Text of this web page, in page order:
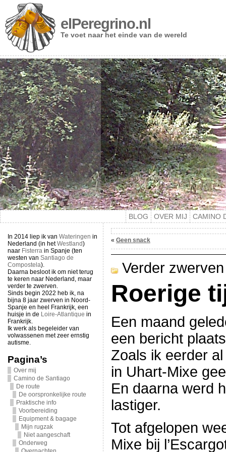
elPeregrino.nl
Te voet naar het einde van de wereld
BLOG OVER MIJ CAMINO
In 2014 liep ik van Wateringen in
Nederland (in hetWestland)
naar Fisterrain Spanje (ten
westen van Santiago de
Compostela).
Daarna besloot ik om niet terug
te keren naar Nederland, maar
verder te zwerven.
Sinds begin 2022 heb ik, na
bijna 8 jaar zwerven in Noord-
Spanje en heel Frankrijk, een
huisje in de Loire-Atlantique in
Frankrijk.
Ik werk als begeleider van
volwassenen met zeer ernstig
autisme.
Pagina’s
Over mij
Camino de Santiago
De route
De oorspronkelijke route
Praktische info
Voorbereiding
Equipment & bagage
Mijn rugzak
Niet aangeschaft
Onderweg
« Geen snack
Verder zwerven
Roerige
Een maand
een bericht
Zoals ik eerder
in Uhart-Mixe
En daarna werd
lastiger.
Tot afgelopen
Mixe bij